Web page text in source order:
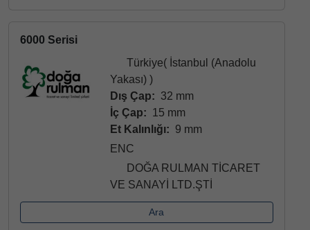
6000 Serisi
Türkiye( İstanbul (Anadolu
Yakası) )
Dış Çap: 32 mm
İç Çap: 15 mm
Et Kalınlığı: 9 mm
ENC
DOĞA RULMAN TİCARET
VE SANAYİ LTD.ŞTİ
Ara